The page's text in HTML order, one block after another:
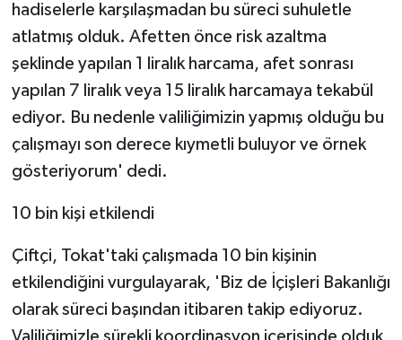
hadiselerle karşılaşmadan bu süreci suhuletle
atlatmış olduk. Afetten önce risk azaltma
şeklinde yapılan 1 liralık harcama, afet sonrası
yapılan 7 liralık veya 15 liralık harcamaya tekabül
ediyor. Bu nedenle valiliğimizin yapmış olduğu bu
çalışmayı son derece kıymetli buluyor ve örnek
gösteriyorum' dedi.
10 bin kişi etkilendi
Çiftçi, Tokat'taki çalışmada 10 bin kişinin
etkilendiğini vurgulayarak, 'Biz de İçişleri Bakanlığı
olarak süreci başından itibaren takip ediyoruz.